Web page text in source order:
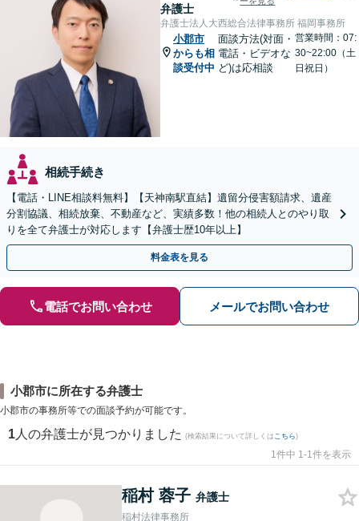
弁護士
弁護士法人大西総合法律事務所 福岡事務所
小郡市
からも相
談受付中
面談方法(対面・
電話・ビデオな
ど)は応相談
営業時間：07:
30~22:00（土
日祝日）
相続手続き
【電話・LINE相談料無料】【天神南駅直結】遺留分侵害額請求、遺産
分割協議、相続放棄、不動産など、実績多数！他の相続人とのやり取
りを全て弁護士が対応します【弁護士歴10年以上】
料金表を見る
電話でお問い合わせ メールでお問い合わせ
小郡市に所在する弁護士
小郡市の事務所等での面談予約が可能です。
1 人の弁護士が見つかりました (検索結果について詳しくは こちら)
1件中 1-1件を表示
稲村 蓉子 弁護士
稲村法律事務所